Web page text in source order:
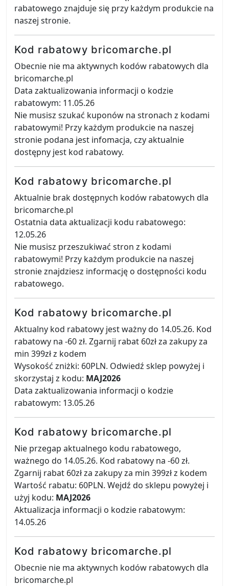
rabatowego znajduje się przy każdym produkcie na
naszej stronie.
Kod rabatowy bricomarche.pl
Obecnie nie ma aktywnych kodów rabatowych dla
bricomarche.pl
Data zaktualizowania informacji o kodzie
rabatowym: 11.05.26
Nie musisz szukać kuponów na stronach z kodami
rabatowymi! Przy każdym produkcie na naszej
stronie podana jest infomacja, czy aktualnie
dostępny jest kod rabatowy.
Kod rabatowy bricomarche.pl
Aktualnie brak dostępnych kodów rabatowych dla
bricomarche.pl
Ostatnia data aktualizacji kodu rabatowego:
12.05.26
Nie musisz przeszukiwać stron z kodami
rabatowymi! Przy każdym produkcie na naszej
stronie znajdziesz informację o dostępności kodu
rabatowego.
Kod rabatowy bricomarche.pl
Aktualny kod rabatowy jest ważny do 14.05.26. Kod
rabatowy na -60 zł. Zgarnij rabat 60zł za zakupy za
min 399zł z kodem
Wysokość zniżki: 60PLN. Odwiedź sklep powyżej i
skorzystaj z kodu: MAJ2026
Data zaktualizowania informacji o kodzie
rabatowym: 13.05.26
Kod rabatowy bricomarche.pl
Nie przegap aktualnego kodu rabatowego,
ważnego do 14.05.26. Kod rabatowy na -60 zł.
Zgarnij rabat 60zł za zakupy za min 399zł z kodem
Wartość rabatu: 60PLN. Wejdź do sklepu powyżej i
użyj kodu: MAJ2026
Aktualizacja informacji o kodzie rabatowym:
14.05.26
Kod rabatowy bricomarche.pl
Obecnie nie ma aktywnych kodów rabatowych dla
bricomarche.pl